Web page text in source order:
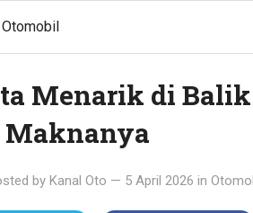
Otomobil
Menarik di
Maknanya
by Kanal Oto — 5 April 2026 in